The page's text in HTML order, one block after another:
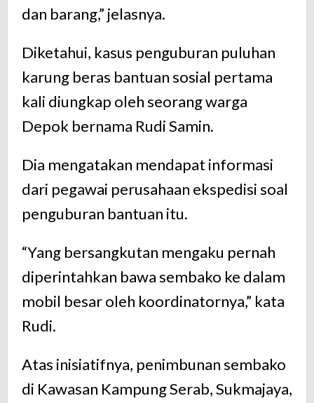
dan barang,” jelasnya.
Diketahui, kasus penguburan puluhan
karung beras bantuan sosial pertama
kali diungkap oleh seorang warga
Depok bernama Rudi Samin.
Dia mengatakan mendapat informasi
dari pegawai perusahaan ekspedisi soal
penguburan bantuan itu.
“Yang bersangkutan mengaku pernah
diperintahkan bawa sembako ke dalam
mobil besar oleh koordinatornya,” kata
Rudi.
Atas inisiatifnya, penimbunan sembako
di Kawasan Kampung Serab, Sukmajaya,